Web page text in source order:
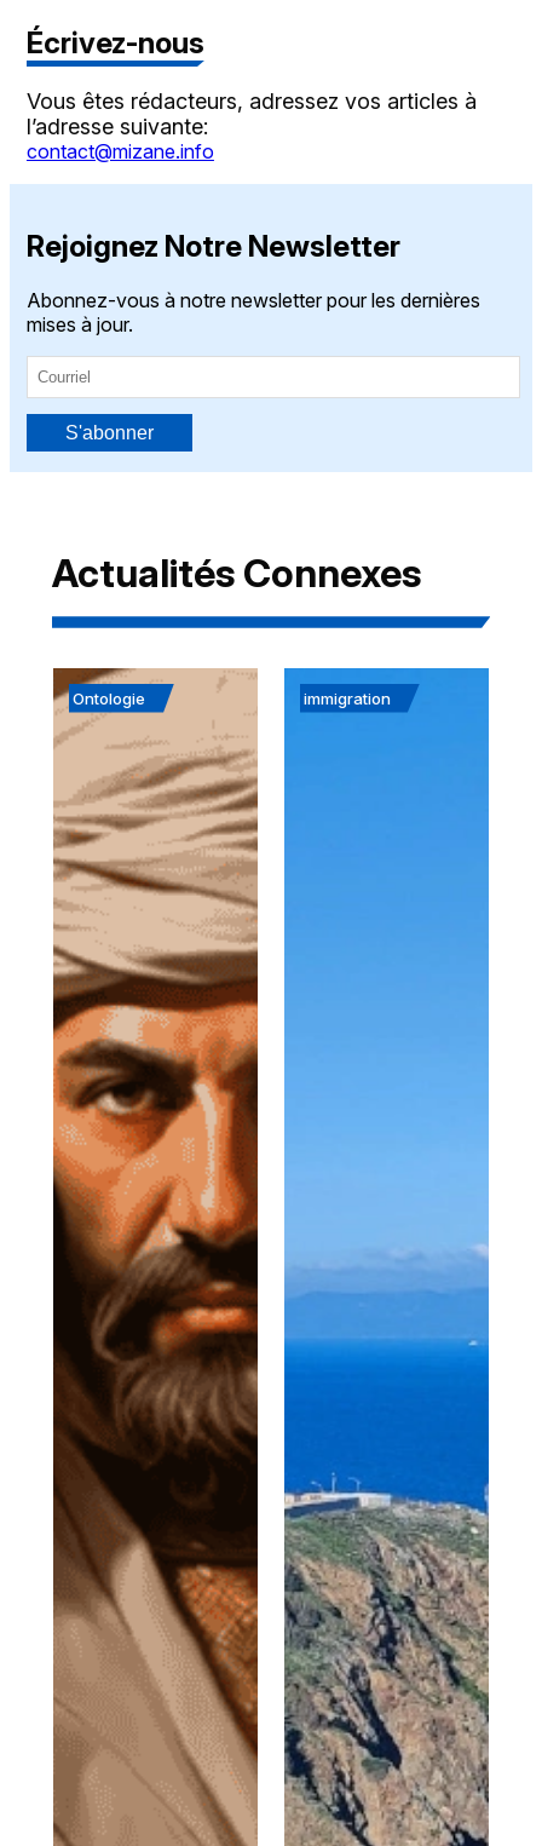
Écrivez-nous
Vous êtes rédacteurs, adressez vos articles à
l’adresse suivante:
contact@mizane.info
Rejoignez Notre Newsletter
Abonnez-vous à notre newsletter pour les dernières
mises à jour.
S'abonner
Actualités Connexes
Ontologie immigration